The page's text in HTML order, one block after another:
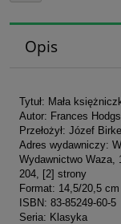
Opis
Tytuł: Mała
Autor: Frances
Przełożył: Józef
Adres wydawniczy:
Wydawnictwo Waza,
204, [2] strony
Format: 14,5/20,5 cm
ISBN: 83-85249-60-5
Seria: Klasyka